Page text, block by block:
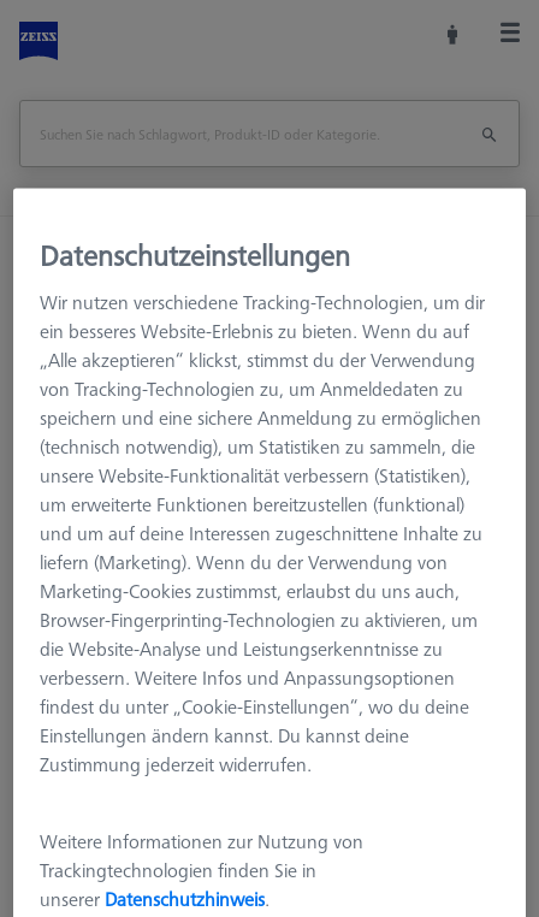
Startseite Training
eLearnings
Seite drucken
Übersicht
Datenschutzeinstellungen
Wir nutzen verschiedene Tracking-Technologien, um dir
ein besseres Website-Erlebnis zu bieten. Wenn du auf
„Alle akzeptieren“ klickst, stimmst du der Verwendung
von Tracking-Technologien zu, um Anmeldedaten zu
speichern und eine sichere Anmeldung zu ermöglichen
(technisch notwendig), um Statistiken zu sammeln, die
unsere Website-Funktionalität verbessern (Statistiken),
um erweiterte Funktionen bereitzustellen (funktional)
und um auf deine Interessen zugeschnittene Inhalte zu
liefern (Marketing). Wenn du der Verwendung von
Marketing-Cookies zustimmst, erlaubst du uns auch,
Browser-Fingerprinting-Technologien zu aktivieren, um
die Website-Analyse und Leistungserkenntnisse zu
verbessern. Weitere Infos und Anpassungsoptionen
findest du unter „Cookie-Einstellungen“, wo du deine
Einstellungen ändern kannst. Du kannst deine
Zustimmung jederzeit widerrufen.
Weitere Informationen zur Nutzung von
Trackingtechnologien finden Sie in
unserer Datenschutzhinweis.